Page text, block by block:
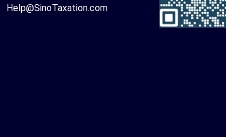
Help@SinoTaxation.com